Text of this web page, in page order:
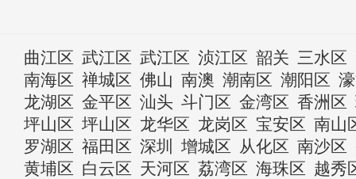
曲江区 武江区 武江区 浈江区 韶关 三水区
南海区 禅城区 佛山 南澳 潮南区 潮阳区
龙湖区 金平区 汕头 斗门区 金湾区 香洲区
坪山区 坪山区 龙华区 龙岗区 宝安区 南山
罗湖区 福田区 深圳 增城区 从化区 南沙区
黄埔区 白云区 天河区 荔湾区 海珠区 越秀